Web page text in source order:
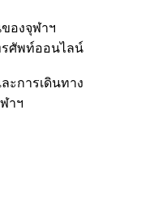
องจุฬาฯ
ศัพท์ออนไลน์
ะการเดินทาง
าฯ